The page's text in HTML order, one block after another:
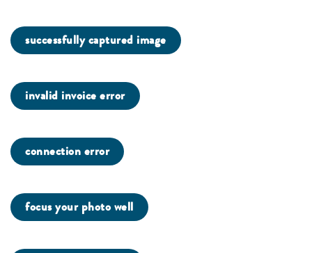
successfully captured image
invalid invoice error
connection error
focus your photo well